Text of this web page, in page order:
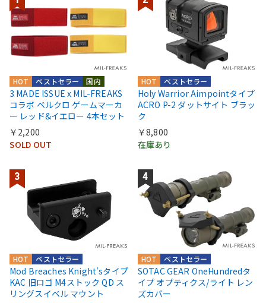
国内
ベストセラー
HOT
3 MADE ISSUE x MIL-FREAKS
コラボ ベルクロ ゲームマーカ
ー レッド&イエロー 4本セット
￥2,200
SOLD OUT
ベストセラー
HOT
Holy Warrior Aimpointタイプ
ACRO P-2 ダットサイト ブラッ
ク
￥8,800
在庫あり
ベストセラー
HOT
Mod Breaches Knight'sタイプ
KAC 旧ロゴ M4ストック QD ス
リングスイベル マウント
ベストセラー
HOT
SOTAC GEAR OneHundredタ
イプ オプティクス/ライト レン
ズカバー